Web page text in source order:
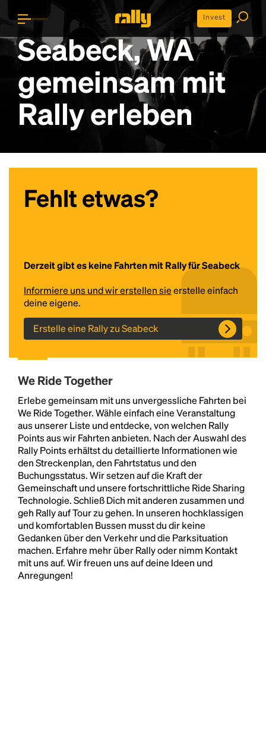
Invest
Seabeck, WA
gemeinsam mit
Rally erleben
Fehlt etwas?
Derzeit gibt es keine Fahrten mit Rally für Seabeck
Informiere uns und wir erstellen sieerstelle einfach
deine eigene.
Erstelle eine Rally zu Seabeck
We Ride Together
Erlebe gemeinsam mit uns unvergessliche Fahrten bei
We Ride Together. Wähle einfach eine Veranstaltung
aus unserer Liste und entdecke, von welchen Rally
Points aus wir Fahrten anbieten. Nach der Auswahl des
Rally Points erhältst du detaillierte Informationen wie
den Streckenplan, den Fahrtstatus und den
Buchungsstatus. Wir setzen auf die Kraft der
Gemeinschaft und unsere fortschrittliche Ride Sharing
Technologie. Schließ Dich mit anderen zusammen und
geh Rally auf Tour zu gehen. In unseren hochklassigen
und komfortablen Bussen musst du dir keine
Gedanken über den Verkehr und die Parksituation
machen. Erfahre mehr über Rally oder nimm Kontakt
mit uns auf. Wir freuen uns auf deine Ideen und
Anregungen!
Headline
Lorem Ipsum is simply dummy text of the printing
and typesetting industry.Lorem Ipsum has been the
industry's standarddummy text ever since the
1500s, when an unknown printer took a galley of
type and scrambled it to make a type specimen
book. It has survived not only five centuries, but also
the leap into electronic typesetting, remaining
essentially unchanged.